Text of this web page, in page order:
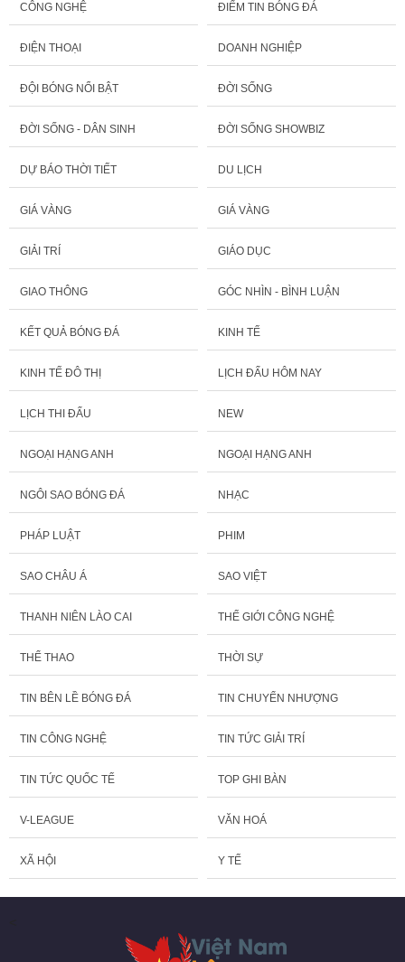
CÔNG NGHỆ ĐIỂM TIN BÓNG ĐÁ
ĐIỆN THOẠI DOANH NGHIỆP
ĐỘI BÓNG NỔI BẬT ĐỜI SỐNG
ĐỜI SỐNG - DÂN SINH ĐỜI SỐNG SHOWBIZ
DỰ BÁO THỜI TIẾT DU LỊCH
GIÁ VÀNG GIÁ VÀNG
GIẢI TRÍ GIÁO DỤC
GIAO THÔNG GÓC NHÌN - BÌNH LUẬN
KẾT QUẢ BÓNG ĐÁ KINH TẾ
KINH TẾ ĐÔ THỊ LỊCH ĐẤU HÔM NAY
LỊCH THI ĐẤU NEW
NGOẠI HẠNG ANH NGOẠI HẠNG ANH
NGÔI SAO BÓNG ĐÁ NHẠC
PHÁP LUẬT PHIM
SAO CHÂU Á SAO VIỆT
THANH NIÊN LÀO CAI THẾ GIỚI CÔNG NGHỆ
THỂ THAO THỜI SỰ
TIN BÊN LỀ BÓNG ĐÁ TIN CHUYỂN NHƯỢNG
TIN CÔNG NGHỆ TIN TỨC GIẢI TRÍ
TIN TỨC QUỐC TẾ TOP GHI BÀN
V-LEAGUE VĂN HOÁ
XÃ HỘI Y TẾ